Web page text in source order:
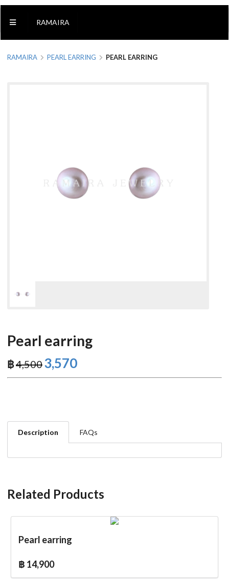
RAMAIRA
RAMAIRA PEARL EARRING PEARL EARRING
Pearl earring
฿4,5003,570
Description FAQs
Related Products
Pearl earring
฿ 14,900